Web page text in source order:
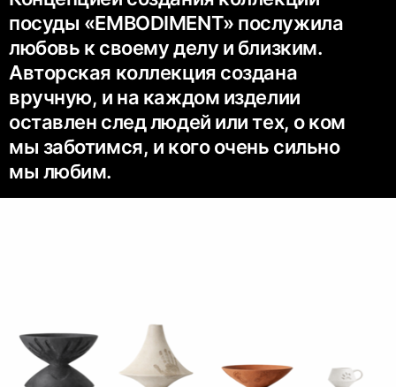
посуды «EMBODIMENT» послужила
любовь к своему делу и близким.
Авторская коллекция создана
вручную, и на каждом изделии
оставлен след людей или тех, о ком
мы заботимся, и кого очень сильно
мы любим.